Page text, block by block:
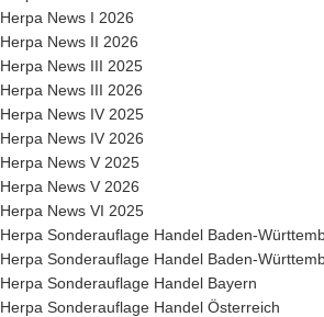
Herpa News I 2026
Herpa News II 2026
Herpa News III 2025
Herpa News III 2026
Herpa News IV 2025
Herpa News IV 2026
Herpa News V 2025
Herpa News V 2026
Herpa News VI 2025
Herpa Sonderauflage Handel Baden-
Herpa Sonderauflage Handel Baden-
Herpa Sonderauflage Handel Bayern
Herpa Sonderauflage Handel Österreich